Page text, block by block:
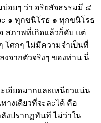
บ่อยๆ ว่า อริยสัจธรรมมี ๔
๑ ทุกขนิโรธ ๑ ทุกขนิโรธ
สภาพที่เกิดแล้วก็ดับ แต่
โศกๆ ไม่มีความจำเป็นที่
งจากตัวจริงๆ ของท่าน นี่
เอียดมากและเหนียวแน่น
างเดียวที่จะละได้ คือ
งปรากฏทันที ไม่ว่าใน